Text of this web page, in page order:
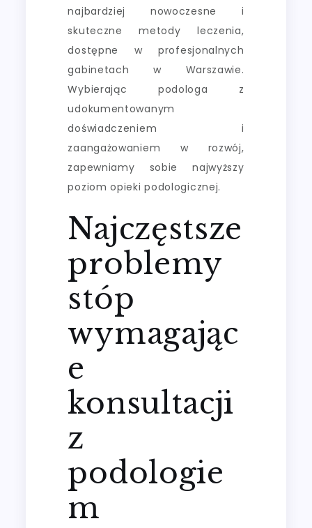
najbardziej nowoczesne i
skuteczne metody leczenia,
dostępne w profesjonalnych
gabinetach w Warszawie.
Wybierając podologa z
udokumentowanym
doświadczeniem i
zaangażowaniem w rozwój,
zapewniamy sobie najwyższy
poziom opieki podologicznej.
Najczęstsze
problemy
stóp
wymagając
e
konsultacji
z
podologie
m